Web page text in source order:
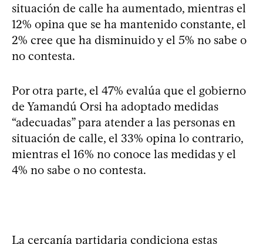
situación de calle ha aumentado, mientras el
12% opina que se ha mantenido constante, el
2% cree que ha disminuido y el 5% no sabe o
no contesta.
Por otra parte, el 47% evalúa que el gobierno
de Yamandú Orsi ha adoptado medidas
“adecuadas” para atender a las personas en
situación de calle, el 33% opina lo contrario,
mientras el 16% no conoce las medidas y el
4% no sabe o no contesta.
La cercanía partidaria condiciona estas